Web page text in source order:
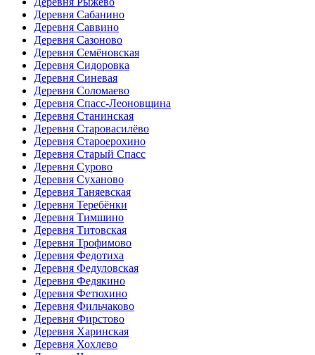
Деревня Сабанино
Деревня Саввино
Деревня Сазоново
Деревня Семёновская
Деревня Сидоровка
Деревня Синевая
Деревня Соломаево
Деревня Спасс-Леоновщина
Деревня Станинская
Деревня Старовасилёво
Деревня Староерохино
Деревня Старый Спасс
Деревня Сурово
Деревня Суханово
Деревня Таняевская
Деревня Теребёнки
Деревня Тимшино
Деревня Титовская
Деревня Трофимово
Деревня Федотиха
Деревня Федуловская
Деревня Федякино
Деревня Фетюхино
Деревня Фильчаково
Деревня Фирстово
Деревня Харинская
Деревня Хохлево